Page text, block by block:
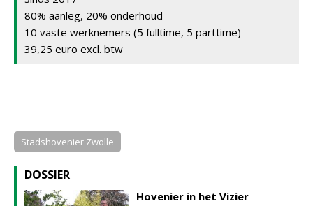
80% aanleg, 20% onderhoud
10 vaste werknemers (5 fulltime, 5 parttime)
39,25 euro excl. btw
Stadshovenier Zwolle
DOSSIER
Hovenier in het Vizier